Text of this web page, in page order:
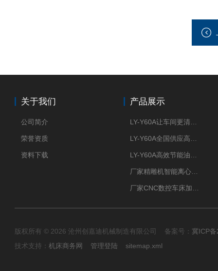
关于我们
公司简介
荣誉资质
资料下载
产品展示
版权所有 © 2026 沧州创嘉迪机械制造有限公司 备案号： 冀ICP
技术支持： 机床商务网 管理登陆 sitemap.xml